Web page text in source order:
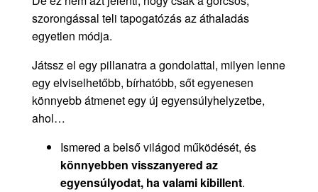
szorongással teli tapogatózás az áthaladás
egyetlen módja.
Játssz el egy pillanatra a gondolattal, milyen lenne
egy elviselhetőbb, bírhatóbb, sőt egyenesen
könnyebb átmenet egy új egyensúlyhelyzetbe,
ahol…
Ismered a belső világod működését, és
könnyebben visszanyered az
egyensúlyodat, ha valami kibillent.